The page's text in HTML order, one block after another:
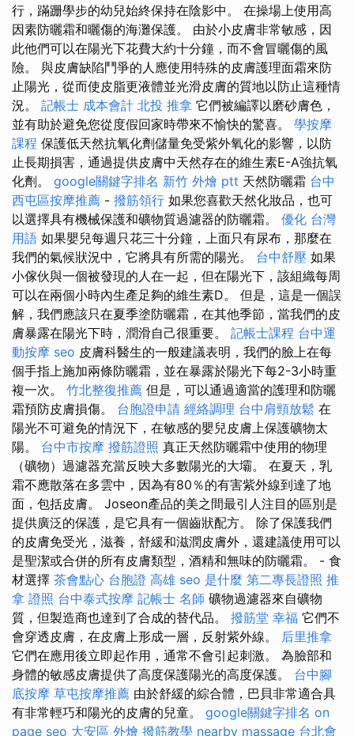
行，蹣跚學步的幼兒始終保持在陰影中。 在操場上使用高
因素防曬霜和曬傷的海灘保護。 由於小皮膚非常敏感，因
此他們可以在陽光下花費大約十分鐘，而不會冒曬傷的風
險。 與皮膚缺陷鬥爭的人應使用特殊的皮膚護理面霜來防
止陽光，從而使皮脂更液體並光滑皮膚的質地以防止這種情
況。 記帳士 成本會計 北投 推拿 它們被編譯以磨砂膚色，
並有助於避免您從度假回家時帶來不愉快的驚喜。 學按摩
課程 保護低天然抗氧化劑儲量免受紫外氧化的影響，以防
止長期損害，通過提供皮膚中天然存在的維生素E-A強抗氧
化劑。 google關鍵字排名 新竹 外燴 ptt 天然防曬霜 台中
西屯區按摩推薦 - 撥筋領行 如果您喜歡天然化妝品，也可
以選擇具有機械保護和礦物質過濾器的防曬霜。 優化 台灣
用語 如果嬰兒每週只花三十分鐘，上面只有尿布，那麼在
我們的氣候狀況中，它將具有所需的陽光。 台中舒壓 如果
小傢伙與一個被發現的人在一起，但在陽光下，該組織每周
可以在兩個小時內生產足夠的維生素D。 但是，這是一個誤
解，我們應該只在夏季塗防曬霜，在其他季節，當我們的皮
膚暴露在陽光下時，潤滑自己很重要。 記帳士課程 台中運
動按摩 seo 皮膚科醫生的一般建議表明，我們的臉上在每
個手指上施加兩條防曬霜，並在暴露於陽光下每2-3小時重
複一次。 竹北整復推薦 但是，可以通過適當的護理和防曬
霜預防皮膚損傷。 台胞證申請 經絡調理 台中肩頸放鬆 在
陽光不可避免的情況下，在敏感的嬰兒皮膚上保護礦物太
陽。 台中市按摩 撥筋證照 真正天然防曬霜中使用的物理
（礦物）過濾器充當反映大多數陽光的大壩。 在夏天，乳
霜不應散落在多雲中，因為有80％的有害紫外線到達了地
面，包括皮膚。 Joseon產品的美之間最引人注目的區別是
提供廣泛的保護，是它具有一個齒狀配方。 除了保護我們
的皮膚免受光，滋養，舒緩和滋潤皮膚外，還建議使用可以
是聖潔或合併的所有皮膚類型，酒精和無味的防曬霜。 - 食
材選擇 茶會點心 台胞證 高雄 seo 是什麼 第二專長證照 推
拿 證照 台中泰式按摩 記帳士 名師 礦物過濾器來自礦物
質，但製造商也達到了合成的替代品。 撥筋堂 幸福 它們不
會穿透皮膚，在皮膚上形成一層，反射紫外線。 后里推拿
它們在應用後立即起作用，通常不會引起刺激。 為臉部和
身體的敏感皮膚提供了高度保護陽光的高度保護。 台中腳
底按摩 草屯按摩推薦 由於舒緩的綜合體，巴貝非常適合具
有非常輕巧和陽光的皮膚的兒童。 google關鍵字排名 on
page seo 大安區 外燴 撥筋教學 nearby massage 台北會